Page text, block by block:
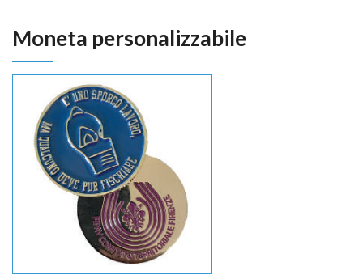
Moneta personalizzabile